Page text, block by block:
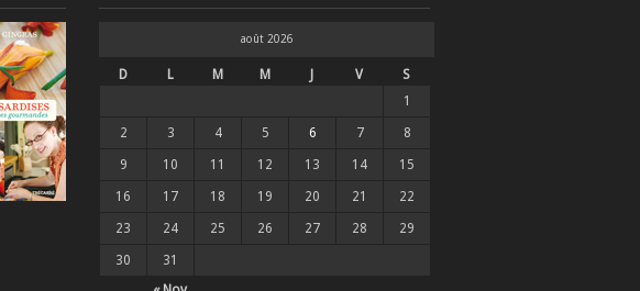
août 2026
D L M M V S
1
2 3 4 5 6 7 8
9 10 11 12 13 14 15
16 17 18 19 20 21 22
23 24 25 26 27 28 29
30 31